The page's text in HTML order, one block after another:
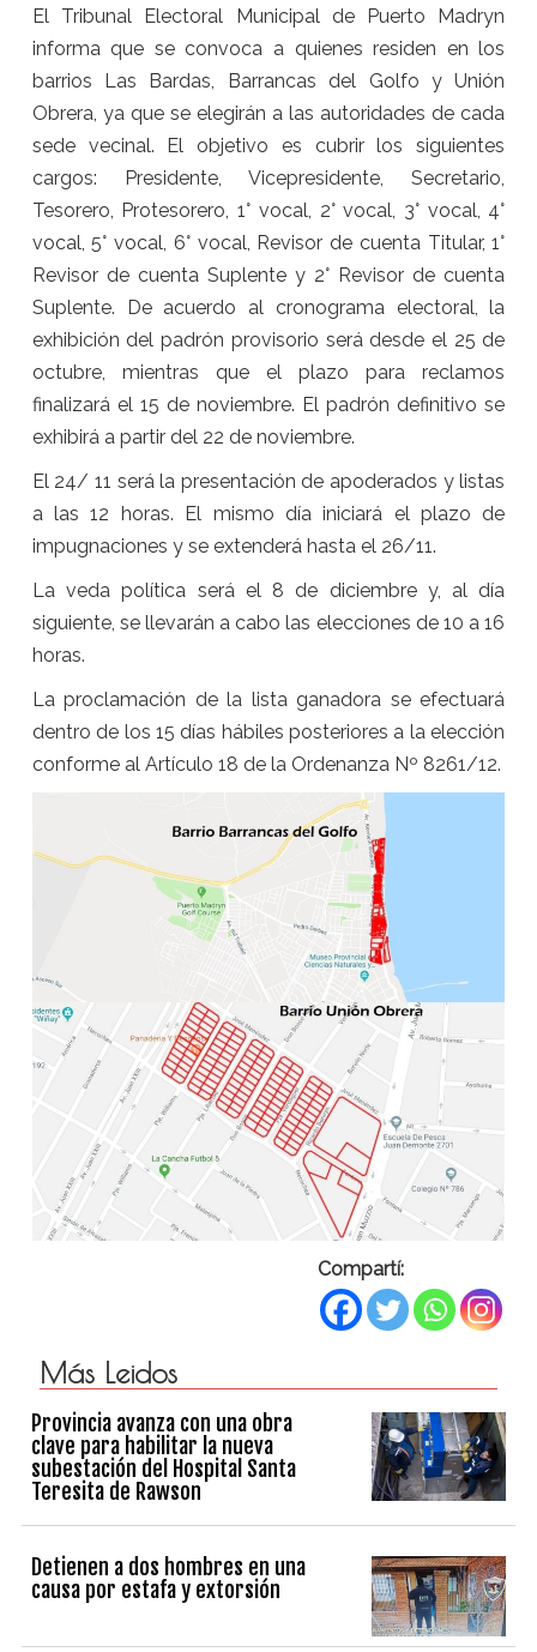
El Tribunal Electoral Municipal de Puerto Madryn
informa que se convoca a quienes residen en los
barrios Las Bardas, Barrancas del Golfo y Unión
Obrera, ya que se elegirán a las autoridades de cada
sede vecinal. El objetivo es cubrir los siguientes
cargos: Presidente, Vicepresidente, Secretario,
Tesorero, Protesorero, 1° vocal, 2° vocal, 3° vocal, 4°
vocal, 5° vocal, 6° vocal, Revisor de cuenta Titular, 1°
Revisor de cuenta Suplente y 2° Revisor de cuenta
Suplente. De acuerdo al cronograma electoral, la
exhibición del padrón provisorio será desde el 25 de
octubre, mientras que el plazo para reclamos
finalizará el 15 de noviembre. El padrón definitivo se
exhibirá a partir del 22 de noviembre.
El 24/ 11 será la presentación de apoderados y listas
a las 12 horas. El mismo día iniciará el plazo de
impugnaciones y se extenderá hasta el 26/11.
La veda política será el 8 de diciembre y, al día
siguiente, se llevarán a cabo las elecciones de 10 a 16
horas.
La proclamación de la lista ganadora se efectuará
dentro de los 15 días hábiles posteriores a la elección
conforme al Artículo 18 de la Ordenanza Nº 8261/12.
Compartí:
Más Leidos
Provincia avanza con una obra
clave para habilitar la nueva
subestación del Hospital Santa
Teresita de Rawson
Detienen a dos hombres en una
causa por estafa y extorsión